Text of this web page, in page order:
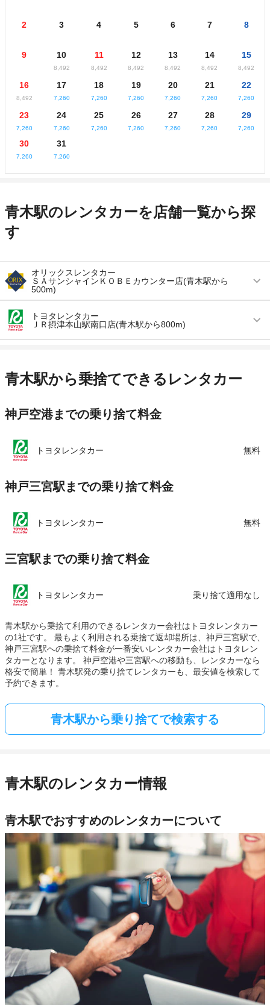
2 3 4 5 6 7 8
9 10
8,492
11
8,492
12
8,492
13
8,492
14
8,492
15
8,492
16
8,492
17
7,260
18
7,260
19
7,260
20
7,260
21
7,260
22
7,260
23
7,260
24
7,260
25
7,260
26
7,260
27
7,260
28
7,260
29
7,260
30
7,260
31
7,260
青木駅のレンタカーを店舗一覧から探
す
オリックスレンタカー
ＳＡサンシャインＫＯＢＥカウンター店(青木駅から
500m)
営業時間
(月・水・木・金) 10:00 ～ 18:00 / (土・日・祝)
10:00 ～ 18:00
アクセス 青木駅より徒歩で約7分（送迎なし）
ンＫＯＢＥ内
トヨタレンタカー
ＪＲ摂津本山駅南口店(青木駅から800m)
アクセス 摂津本山駅より徒歩で約7分（送迎なし）
店舗詳細 店舗詳細ページはこちら
青木駅から乗捨てできるレンタカー
神戸空港までの乗り捨て料金
トヨタレンタカー 無料
神戸三宮駅までの乗り捨て料金
トヨタレンタカー 無料
三宮駅までの乗り捨て料金
トヨタレンタカー 乗り捨て適用なし
青木駅から乗捨て利用のできるレンタカー会社はトヨタレンタカー
の1社です。 最もよく利用される乗捨て返却場所は、神戸三宮駅で、
神戸三宮駅への乗捨て料金が一番安いレンタカー会社はトヨタレン
タカーとなります。 神戸空港や三宮駅への移動も、レンタカーなら
格安で簡単！ 青木駅発の乗り捨てレンタカーも、最安値を検索して
予約できます。
青木駅から乗り捨てで検索する
青木駅のレンタカー情報
青木駅でおすすめのレンタカーについて